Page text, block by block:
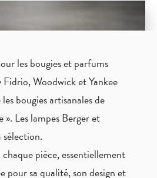
les bougies et parfums
Woodwick et Yankee
bougies artisanales de
». Les lampes Berger et
pièce, essentiellement
pour sa qualité, son design et